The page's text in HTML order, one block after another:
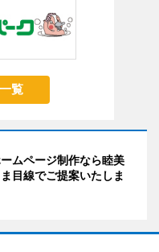
覧
ムページ制作なら睦美
目線でご提案いたしま